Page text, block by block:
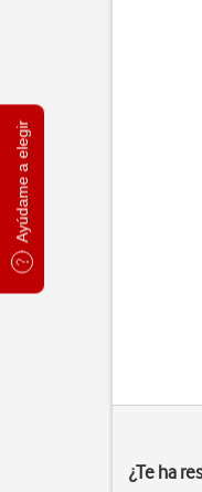
Ayúdame a elegir
¿Te ha